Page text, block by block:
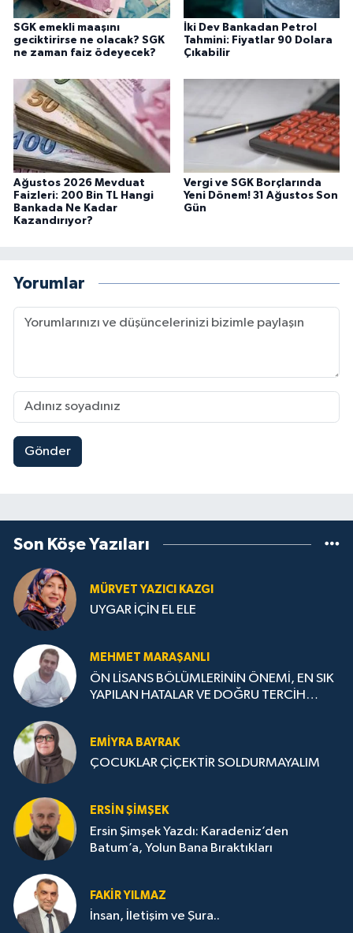
SGK emekli maaşını
geciktirirse ne olacak? SGK
ne zaman faiz ödeyecek?
İki Dev Bankadan Petrol
Tahmini: Fiyatlar 90 Dolara
Çıkabilir
Ağustos 2026 Mevduat
Faizleri: 200 Bin TL Hangi
Bankada Ne Kadar
Kazandırıyor?
Vergi ve SGK Borçlarında
Yeni Dönem! 31 Ağustos Son
Gün
Yorumlar
Gönder
Son Köşe Yazıları
MÜRVET YAZICI KAZGI
UYGAR İÇİN EL ELE
MEHMET MARAŞANLI
ÖN LİSANS BÖLÜMLERİNİN ÖNEMİ, EN SIK
YAPILAN HATALAR VE DOĞRU TERCİH
EMIYRA BAYRAK
ÇOCUKLAR ÇİÇEKTİR SOLDURMAYALIM
ERSIN ŞIMŞEK
Ersin Şimşek Yazdı: Karadeniz’den
Batum’a, Yolun Bana Bıraktıkları
FAKIR YILMAZ
İnsan, İletişim ve Şura..